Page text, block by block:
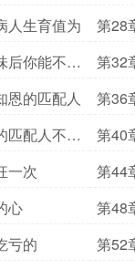
人生育值为
第28
后你能不心
第32
恩的匹配人
第36
匹配人不会
第40
一次
第44
线
心
第48
亏的
第52